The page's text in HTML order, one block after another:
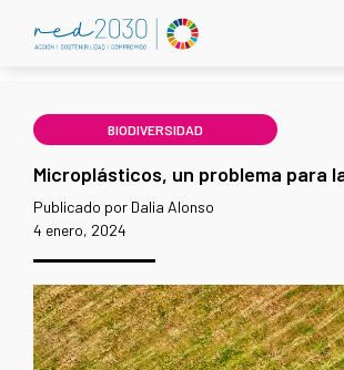
BIODIVERSIDAD
Microplásticos, un problema para
Publicado por Dalia Alonso
4 enero, 2024